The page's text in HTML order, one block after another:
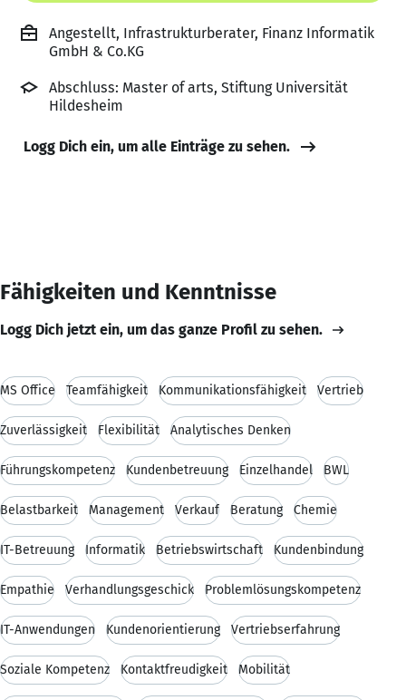
Angestellt, Infrastrukturberater, Finanz Informatik
GmbH & Co.KG
Abschluss: Master of arts, Stiftung Universität
Hildesheim
Logg Dich ein, um alle Einträge zu sehen.
Fähigkeiten und Kenntnisse
Logg Dich jetzt ein, um das ganze Profil zu sehen.
MS Office Teamfähigkeit Kommunikationsfähigkeit Vertrieb
Zuverlässigkeit Flexibilität Analytisches Denken
Führungskompetenz Kundenbetreuung Einzelhandel BWL
Belastbarkeit Management Verkauf Beratung Chemie
IT-Betreuung Informatik Betriebswirtschaft Kundenbindung
Empathie Verhandlungsgeschick Problemlösungskompetenz
IT-Anwendungen Kundenorientierung Vertriebserfahrung
Soziale Kompetenz Kontaktfreudigkeit Mobilität